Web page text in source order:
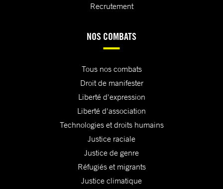
Recrutement
NOS COMBATS
Tous nos combats
Droit de manifester
Liberté d'expression
Liberté d'association
Technologies et droits humains
Justice raciale
Justice de genre
Réfugiés et migrants
Justice climatique